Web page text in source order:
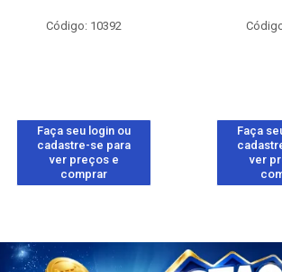
Código: 10392
Faça seu login ou
cadastre-se para
ver preços e
comprar
Faça
ver